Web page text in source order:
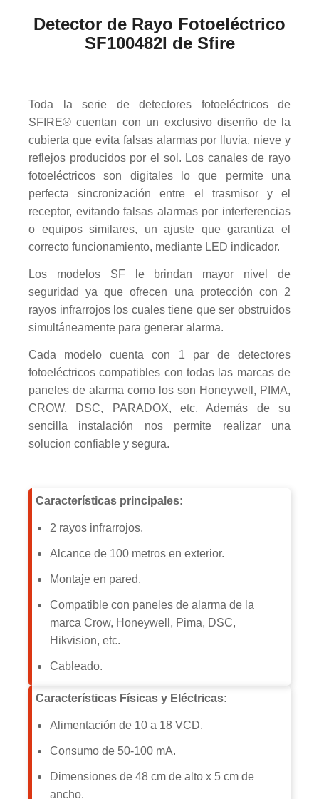
Detector de Rayo Fotoeléctrico
SF100482I de Sfire
Toda la serie de detectores fotoeléctricos de
SFIRE® cuentan con un exclusivo disenño de la
cubierta que evita falsas alarmas por lluvia, nieve y
reflejos producidos por el sol. Los canales de rayo
fotoeléctricos son digitales lo que permite una
perfecta sincronización entre el trasmisor y el
receptor, evitando falsas alarmas por interferencias
o equipos similares, un ajuste que garantiza el
correcto funcionamiento, mediante LED indicador.
Los modelos SF le brindan mayor nivel de
seguridad ya que ofrecen una protección con 2
rayos infrarrojos los cuales tiene que ser obstruidos
simultáneamente para generar alarma.
Cada modelo cuenta con 1 par de detectores
fotoeléctricos compatibles con todas las marcas de
paneles de alarma como los son Honeywell, PIMA,
CROW, DSC, PARADOX, etc. Además de su
sencilla instalación nos permite realizar una
solucion confiable y segura.
Características principales:
2 rayos infrarrojos.
Alcance de 100 metros en exterior.
Montaje en pared.
Compatible con paneles de alarma de la
marca Crow, Honeywell, Pima, DSC,
Hikvision, etc.
Cableado.
Características Físicas y Eléctricas:
Alimentación de 10 a 18 VCD.
Consumo de 50-100 mA.
Dimensiones de 48 cm de alto x 5 cm de
ancho.